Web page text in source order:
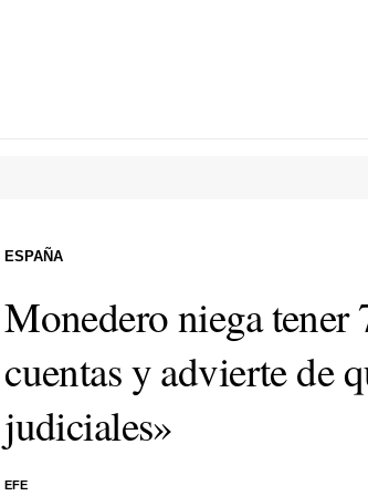
Monedero niega tener
cuentas y advierte de
judiciales»
EFE
ESPAÑA